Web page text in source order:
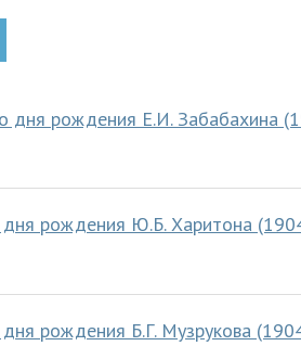
рождения Е.И. Забабахина
рождения Ю.Б. Харитона
рождения Б.Г. Музрукова